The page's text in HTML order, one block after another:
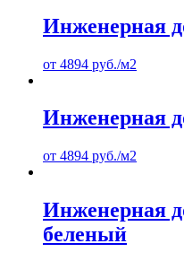
Инженерная
от 4894 руб./м2
Инженерная
от 4894 руб./м2
Инженерная
беленый